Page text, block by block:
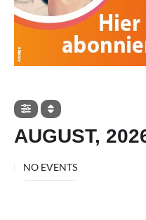
AUGUST,
NO EVENTS